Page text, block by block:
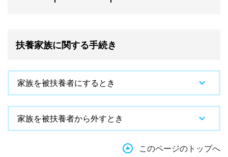
扶養家族に関する手続き
家族を被扶養者にするとき
家族を被扶養者から外すとき
このページのトップへ